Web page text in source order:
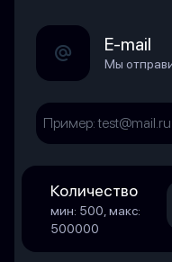
E-mail
Мы
Количество
мин: 500, макс:
500000